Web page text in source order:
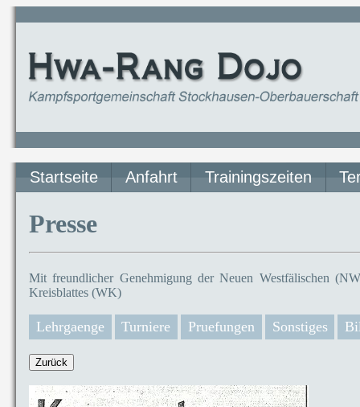
Startseite Anfahrt Trainingszeiten
Presse
Mit freundlicher Genehmigung der Neuen Westfälischen
Kreisblattes (WK)
Lehrgaenge Turniere Pruefungen Sonstiges